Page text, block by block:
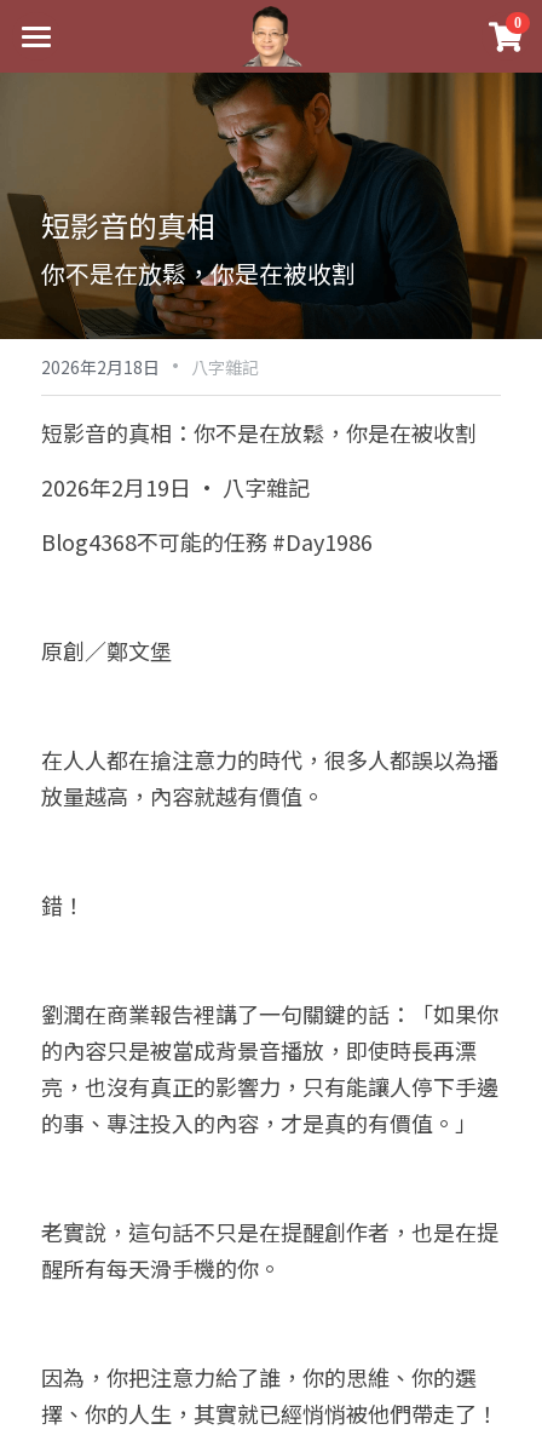
0
最新消息
祖傳命理
手工印鑑
課程介紹
五行八字學
後天派陽宅
Blog
黃金會員專區
八字雜記
心靈成長
人氣最高
臉書生活
試閱專區
Podcast聽書
團隊訓練營
八字視頻
線上直播
線上學苑
八字初階班1
八字初階班2
八字中階班
五人實戰班
五行計算初階班
命理商城
八字完整班
科學八字推理PDF
小兒命名
我的著作
科學八字推理2
科學八字輕鬆學
輕鬆學會科學八字推理
批命預約
常見問題
登錄/註冊
繁體中文
五行八字線上班
短影音的真相
你不是在放鬆，你是在被收割
2026年2月18日 · 八字雜記
短影音的真相：你不是在放鬆，你是在被收割
2026年2月19日 · 八字雜記
Blog4368不可能的任務 #Day1986
原創／鄭文堡
在人人都在搶注意力的時代，很多人都誤以為播
放量越高，內容就越有價值。
錯！
劉潤在商業報告裡講了一句關鍵的話：「如果你
的內容只是被當成背景音播放，即使時長再漂
亮，也沒有真正的影響力，只有能讓人停下手邊
的事、專注投入的內容，才是真的有價值。」
老實說，這句話不只是在提醒創作者，也是在提
醒所有每天滑手機的你。
因為，你把注意力給了誰，你的思維、你的選
擇、你的人生，其實就已經悄悄被他們帶走了！
×
商品分類
科學八字推理PDF
《十神高階實戰錄》完整典藏版
1美元超值PDF